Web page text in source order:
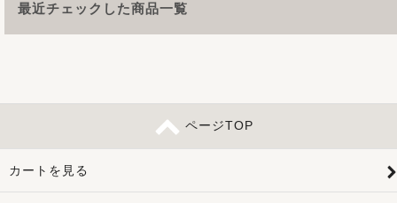
最近チェックした商品一覧
ページTOP
カートを見る